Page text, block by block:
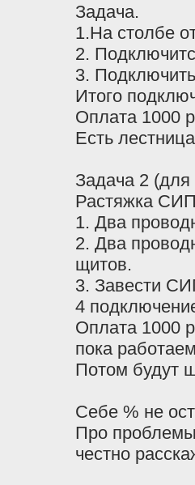
Задача.
1.На столбе
2.
3.
Итого
Оплата 1000
Есть
Задача 2 (для
Растяжка
1. Два
2. Два
щитов.
3. Завести
4
Оплата 1000
пока
Потом будут
Себе % не
Про проблемы
честно